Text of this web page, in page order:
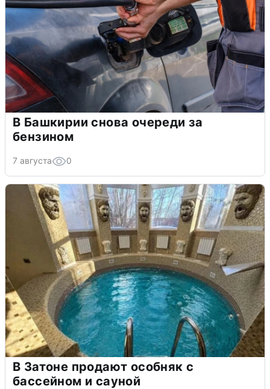
В Башкирии снова очереди за
бензином
7 августа 0
В Затоне продают особняк с
бассейном и сауной